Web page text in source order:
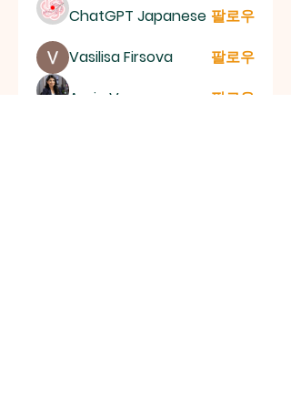
ChatGPT Japanese 팔로우
Vasilisa Firsova
팔로우
Aaria Varma
팔로우